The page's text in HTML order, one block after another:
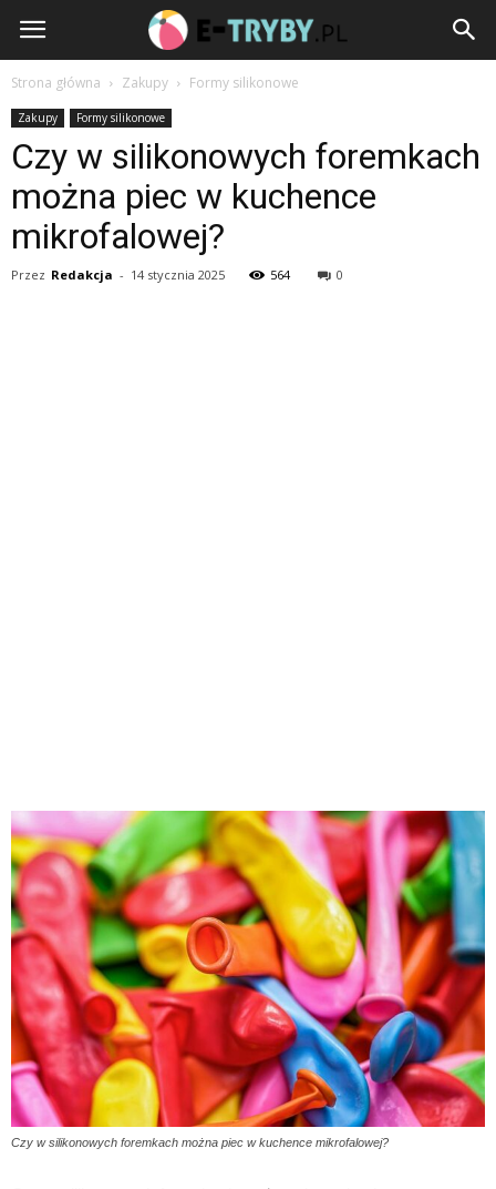
Tryby.pl
Strona główna Zakupy Formy silikonowe
Zakupy Formy silikonowe
Czy w silikonowych foremkach
można piec w kuchence
mikrofalowej?
Przez Redakcja - 14 stycznia 2025 564 0
Czy w silikonowych foremkach można piec w kuchence mikrofalowej?